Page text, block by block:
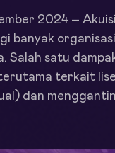
2024 –
banyak
Salah satu
terkait
dan